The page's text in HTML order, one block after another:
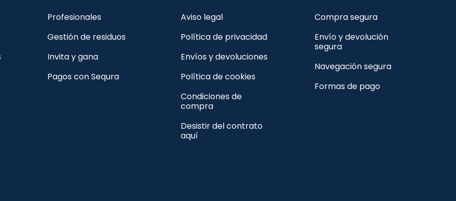
Profesionales
Gestión de residuos
Invita y gana
Pagos con Sequra
Aviso legal
Política de privacidad
Envíos y devoluciones
Política de cookies
Condiciones de
compra
Desistir del contrato
aquí
Compra segura
Envío y devolución
segura
Navegación segura
Formas de pago